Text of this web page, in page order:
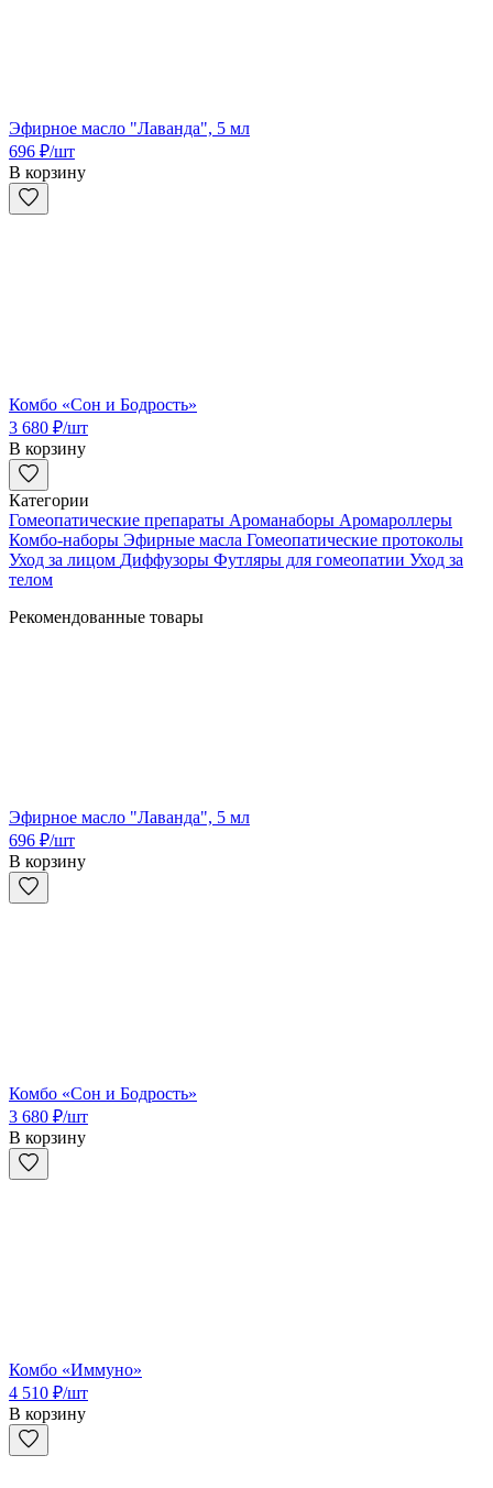
Эфирное масло "Лаванда", 5 мл
696 ₽/шт
В корзину
Комбо «Сон и Бодрость»
3 680 ₽/шт
В корзину
Категории
Гомеопатические препараты Ароманаборы Аромароллеры
Комбо-наборы Эфирные масла Гомеопатические протоколы
Уход за лицом Диффузоры Футляры для гомеопатии Уход за
телом
Рекомендованные товары
Эфирное масло "Лаванда", 5 мл
696 ₽/шт
В корзину
Комбо «Сон и Бодрость»
3 680 ₽/шт
В корзину
Комбо «Иммуно»
4 510 ₽/шт
В корзину